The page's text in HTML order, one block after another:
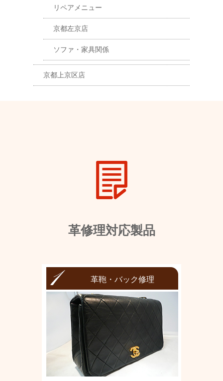
リペアメニュー
京都左京店
ソファ・家具関係
京都上京区店
革修理対応製品
革鞄・バック修理